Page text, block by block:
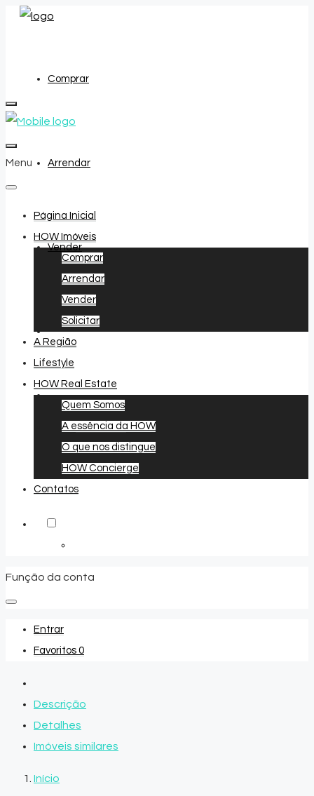
Comprar
Arrendar
Vender
Favoritos0
Menu
Página Inicial
HOW Imóveis
Comprar
Arrendar
Vender
Solicitar
A Região
Lifestyle
HOW Real Estate
Quem Somos
A essência da HOW
O que nos distingue
HOW Concierge
Contatos
Função da conta
Entrar
Favoritos 0
Descrição
Detalhes
Imóveis similares
Início